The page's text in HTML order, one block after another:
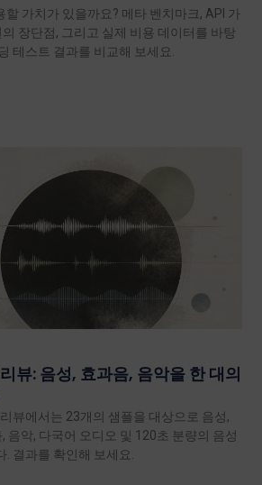
할 가치가 있을까요? 메타 벤치마크, API 가
장단점, 그리고 실제 비용 데이터를 바탕
테스트 결과를 비교해 보세요.
뷰: 음성, 효과음, 음악을 한 대의
리뷰에서는 23개의 샘플을 대상으로 음성,
음악, 다국어 오디오 및 120초 분량의 음성
결과를 확인해 보세요.